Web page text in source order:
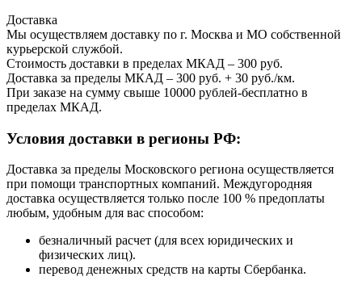
Доставка
Мы осуществляем доставку по г. Москва и МО собственной
курьерской службой.
Стоимость доставки в пределах МКАД – 300 руб.
Доставка за пределы МКАД – 300 руб. + 30 руб./км.
При заказе на сумму свыше 10000 рублей-бесплатно в
пределах МКАД.
Условия доставки в регионы РФ:
Доставка за пределы Московского региона осуществляется
при помощи транспортных компаний. Междугородняя
доставка осуществляется только после 100 % предоплаты
любым, удобным для вас способом:
безналичный расчет (для всех юридических и
физических лиц).
перевод денежных средств на карты Сбербанка.